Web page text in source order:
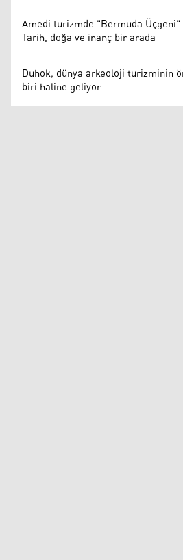
Amedi turizmde "Bermuda Üçgeni"
Tarih, doğa ve inanç bir arada
Duhok, dünya arkeoloji turizminin
biri haline geliyor